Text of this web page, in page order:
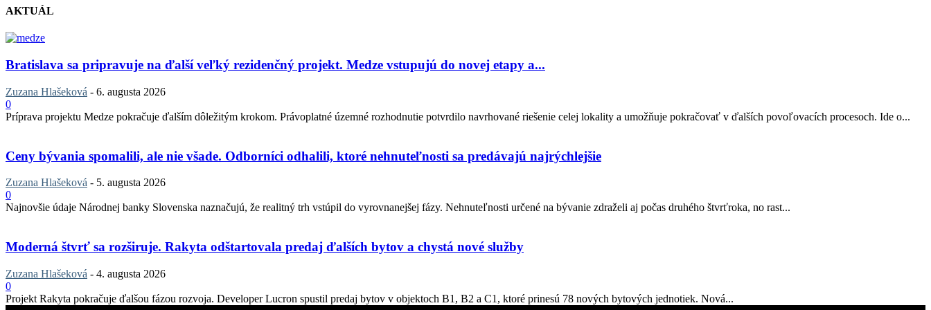
AKTUÁL
Bratislava sa pripravuje na ďalší veľký rezidenčný projekt. Medze vstupujú do novej etapy a...
Zuzana Hlašeková - 6. augusta 2026
0
Príprava projektu Medze pokračuje ďalším dôležitým krokom. Právoplatné územné rozhodnutie potvrdilo navrhované riešenie celej lokality a umožňuje pokračovať v ďalších povoľovacích procesoch. Ide o...
Ceny bývania spomalili, ale nie všade. Odborníci odhalili, ktoré nehnuteľnosti sa predávajú najrýchlejšie
Zuzana Hlašeková - 5. augusta 2026
0
Najnovšie údaje Národnej banky Slovenska naznačujú, že realitný trh vstúpil do vyrovnanejšej fázy. Nehnuteľnosti určené na bývanie zdraželi aj počas druhého štvrťroka, no rast...
Moderná štvrť sa rozširuje. Rakyta odštartovala predaj ďalších bytov a chystá nové služby
Zuzana Hlašeková - 4. augusta 2026
0
Projekt Rakyta pokračuje ďalšou fázou rozvoja. Developer Lucron spustil predaj bytov v objektoch B1, B2 a C1, ktoré prinesú 78 nových bytových jednotiek. Nová...